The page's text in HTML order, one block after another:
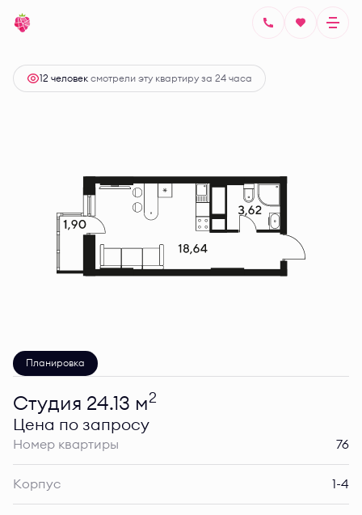
Студия Цена по запросу
12 человек смотрели эту квартиру за 24 часа
Планировка
Студия 24.13 м2
Цена по запросу
Номер квартиры 76
Корпус 1-4